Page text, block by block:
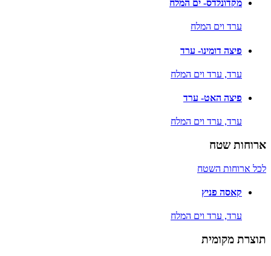
מקדונלדס- ים המלח
ערד וים המלח
פיצה דומינו- ערד
ערד, ערד וים המלח
פיצה האט- ערד
ערד, ערד וים המלח
ארוחות שטח
לכל ארוחות השטח
קאסה פניץ
ערד, ערד וים המלח
תוצרת מקומית